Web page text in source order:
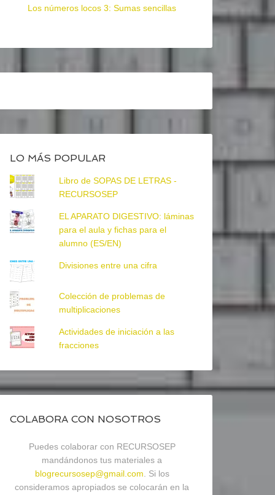
Los números locos 3: Sumas sencillas
LO MÁS POPULAR
Libro de SOPAS DE LETRAS -
RECURSOSEP
EL APARATO DIGESTIVO: láminas
para el aula y fichas para el
alumno (ES/EN)
Divisiones entre una cifra
Colección de problemas de
multiplicaciones
Actividades de iniciación a las
fracciones
COLABORA CON NOSOTROS
Puedes colaborar con RECURSOSEP
mandándonos tus materiales a
blogrecursosep@gmail.com . Si los
consideramos apropiados se colocarán en la